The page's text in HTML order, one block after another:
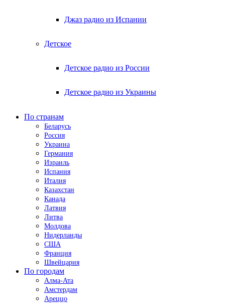
Джаз радио из Испании
Детское
Детское радио из России
Детское радио из Украины
По странам
Беларусь
Россия
Украина
Германия
Израиль
Испания
Италия
Казахстан
Канада
Латвия
Литва
Молдова
Нидерланды
США
Франция
Швейцария
По городам
Алма-Ата
Амстердам
Ареццо